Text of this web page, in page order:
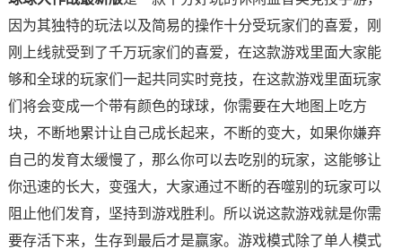
因为其独特的玩法以及简易的操作十分受玩家们的喜爱，刚
刚上线就受到了千万玩家们的喜爱，在这款游戏里面大家能
够和全球的玩家们一起共同实时竞技，在这款游戏里面玩家
们将会变成一个带有颜色的球球，你需要在大地图上吃方
块，不断地累计让自己成长起来，不断的变大，如果你嫌弃
自己的发育太缓慢了，那么你可以去吃别的玩家，这能够让
你迅速的长大，变强大，大家通过不断的吞噬别的玩家可以
阻止他们发育，坚持到游戏胜利。所以说这款游戏就是你需
要存活下来，生存到最后才是赢家。游戏模式除了单人模式